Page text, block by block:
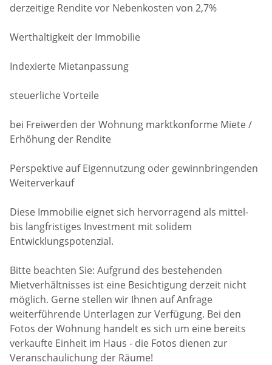
derzeitige Rendite vor Nebenkosten von 2,7%
Werthaltigkeit der Immobilie
Indexierte Mietanpassung
steuerliche Vorteile
bei Freiwerden der Wohnung marktkonforme Miete /
Erhöhung der Rendite
Perspektive auf Eigennutzung oder gewinnbringenden
Weiterverkauf
Diese Immobilie eignet sich hervorragend als mittel-
bis langfristiges Investment mit solidem
Entwicklungspotenzial.
Bitte beachten Sie: Aufgrund des bestehenden
Mietverhältnisses ist eine Besichtigung derzeit nicht
möglich. Gerne stellen wir Ihnen auf Anfrage
weiterführende Unterlagen zur Verfügung. Bei den
Fotos der Wohnung handelt es sich um eine bereits
verkaufte Einheit im Haus - die Fotos dienen zur
Veranschaulichung der Räume!